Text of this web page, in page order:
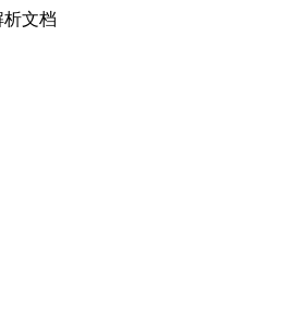
文档